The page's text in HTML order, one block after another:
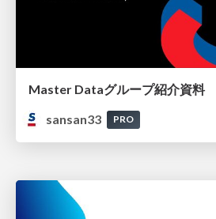
Master Dataグループ紹介資料
sansan33
PRO